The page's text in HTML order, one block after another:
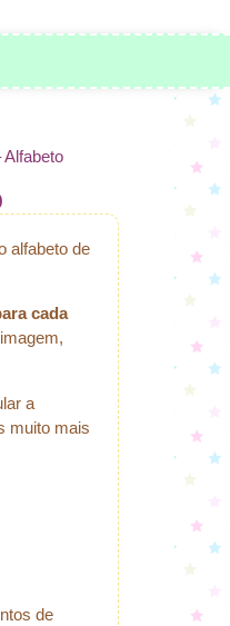
alfabeto de
cada
a
muito mais
de